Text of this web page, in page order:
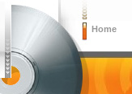
Home